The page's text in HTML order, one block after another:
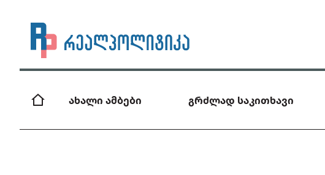
ახალი ამბები გრძლად საკითხავი